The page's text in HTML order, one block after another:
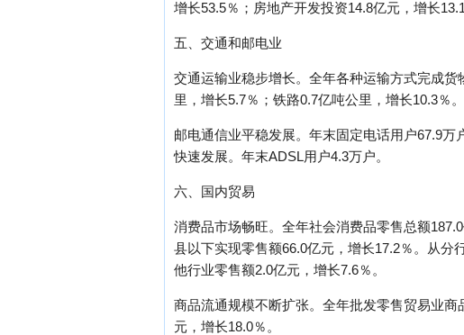
增长53.5％；房地产开发投资14.8亿元，增长13.1
五、交通和邮电业
交通运输业稳步增长。全年各种运输方式完成
里，增长5.7％；铁路0.7亿吨公里，增长10.3％
邮电通信业平稳发展。年末固定电话用户67.9
快速发展。年末ADSL用户4.3万户。
六、国内贸易
消费品市场畅旺。全年社会消费品零售总额
县以下实现零售额66.0亿元，增长17.2％。从分
他行业零售额2.0亿元，增长7.6％。
商品流通规模不断扩张。全年批发零售贸易业
元，增长18.0％。